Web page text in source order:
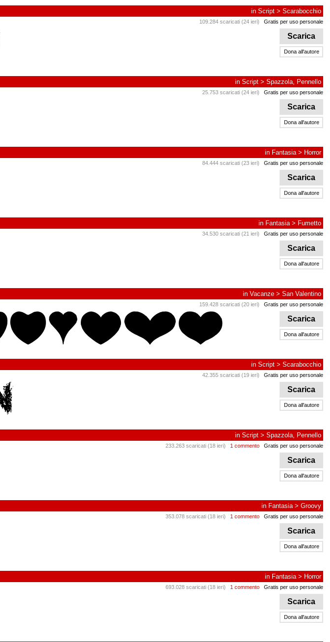
in Script > Scarabocchio
109.284 scaricati (24 ieri) Gratis per uso personale
Scarica
Dona all'autore
in Script > Spazzola, Pennello
25.753 scaricati (24 ieri) Gratis per uso personale
Scarica
Dona all'autore
in Fantasia> Horror
84.444 scaricati (23 ieri) Gratis per uso personale
Scarica
Dona all'autore
in Fantasia> Fumetto
34.530 scaricati (21 ieri) Gratis per uso personale
Scarica
Dona all'autore
in Vacanze > San Valentino
159.428 scaricati (20 ieri) Gratis per uso personale
Scarica
Dona all'autore
in Script > Scarabocchio
42.355 scaricati (19 ieri) Gratis per uso personale
Scarica
Dona all'autore
in Script > Spazzola, Pennello
233.263 scaricati (18 ieri) 1 commento Gratis per uso personale
Scarica
Dona all'autore
in Fantasia> Groovy
353.078 scaricati (18 ieri) 1 commento Gratis per uso personale
Scarica
Dona all'autore
in Fantasia> Horror
693.028 scaricati (18 ieri) 1 commento Gratis per uso personale
Scarica
Dona all'autore